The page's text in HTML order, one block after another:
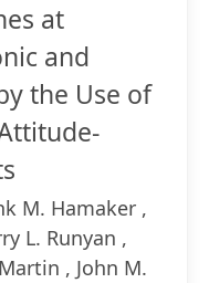
at
and
the Use of
M. Hamaker ,
L. Runyan ,
, John M.